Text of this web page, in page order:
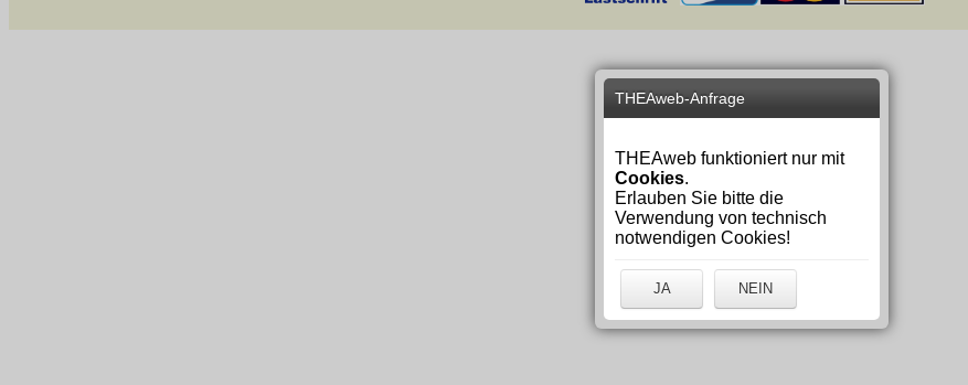
THEAweb-Anfrage
THEAweb funktioniert nur mit
Cookies.
Erlauben Sie bitte die
Verwendung von technisch
notwendigen Cookies!
JA NEIN